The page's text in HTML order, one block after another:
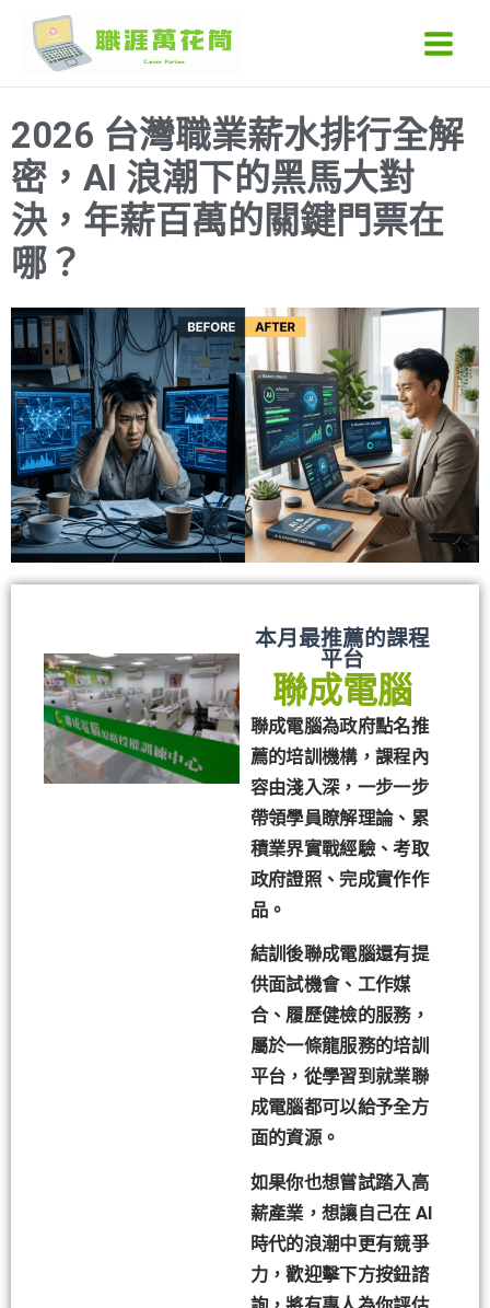
內
容
Main
2026 台灣職業薪水排行全解
密，AI 浪潮下的黑馬大對
決，年薪百萬的關鍵門票在
哪？
本月最推薦的課程
平台
聯成電腦
聯成電腦為政府點名推
薦的培訓機構，課程內
容由淺入深，一步一步
帶領學員瞭解理論、累
積業界實戰經驗、考取
政府證照、完成實作作
品。
結訓後聯成電腦還有提
供面試機會、工作媒
合、履歷健檢的服務，
屬於一條龍服務的培訓
平台，從學習到就業聯
成電腦都可以給予全方
面的資源。
如果你也想嘗試踏入高
薪產業，想讓自己在 AI
時代的浪潮中更有競爭
力，歡迎擊下方按鈕諮